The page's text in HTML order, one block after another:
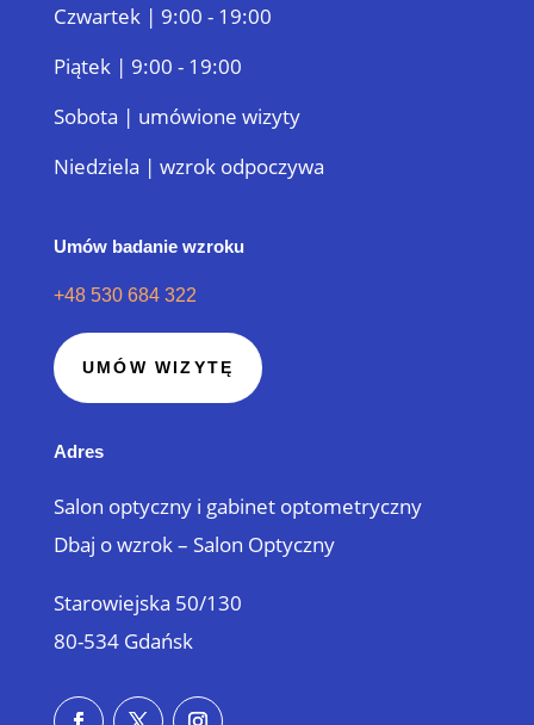
Czwartek | 9:00 - 19:00
Piątek | 9:00 - 19:00
Sobota | umówione wizyty
Niedziela | wzrok odpoczywa
Umów badanie wzroku
+48 530 684 322
UMÓW WIZYTĘ
Adres
Salon optyczny i gabinet optometryczny
Dbaj o wzrok – Salon Optyczny
Starowiejska 50/130
80-534 Gdańsk